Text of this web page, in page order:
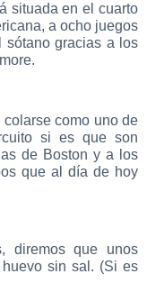
situada en el cuarto
a ocho juegos
sótano gracias a los
como uno de
si es que son
de Boston y a los
que al día de hoy
diremos que unos
sin sal. (Si es